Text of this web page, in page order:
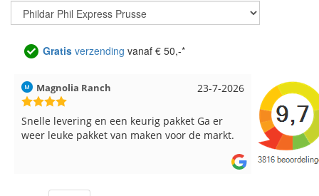
Gratis verzending vanaf € 50,-*
23-7-2026
Magnolia Ranch
Snelle levering en een keurig pakket Ga er
weer leuke pakket van maken voor de markt.
Hilde uit
Reeds
de service.